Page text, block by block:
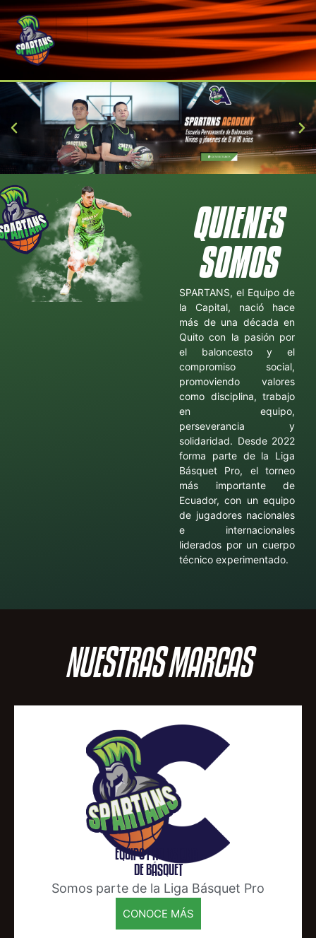
QUIENES
SOMOS
SPARTANS, el Equipo de
la Capital, nació hace
más de una década en
Quito con la pasión por
el baloncesto y el
compromiso social,
promoviendo valores
como disciplina, trabajo
en equipo,
perseverancia y
solidaridad. Desde 2022
forma parte de la Liga
Básquet Pro, el torneo
más importante de
Ecuador, con un equipo
de jugadores nacionales
e internacionales
liderados por un cuerpo
técnico experimentado.
NUESTRAS MARCAS
EQUIPO PROFESIONAL
DE BÁSQUET
Somos parte de la Liga Básquet Pro
CONOCE MÁS